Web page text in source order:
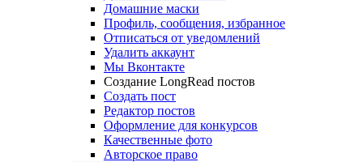
Домашние маски
Профиль, сообщения, избранное
Отписаться от уведомлений
Удалить аккаунт
Мы Вконтакте
Создание LongRead постов
Создать пост
Редактор постов
Оформление для конкурсов
Качественные фото
Авторское право